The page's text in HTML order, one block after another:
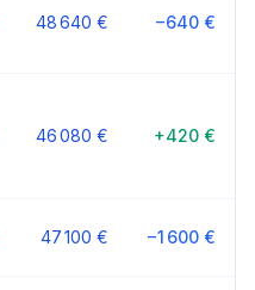
48 640 € −640 €
46 080 € +420 €
47 100 € −1 600 €